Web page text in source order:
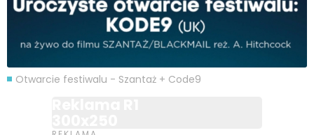
Otwarcie festiwalu - Szantaż + Code9